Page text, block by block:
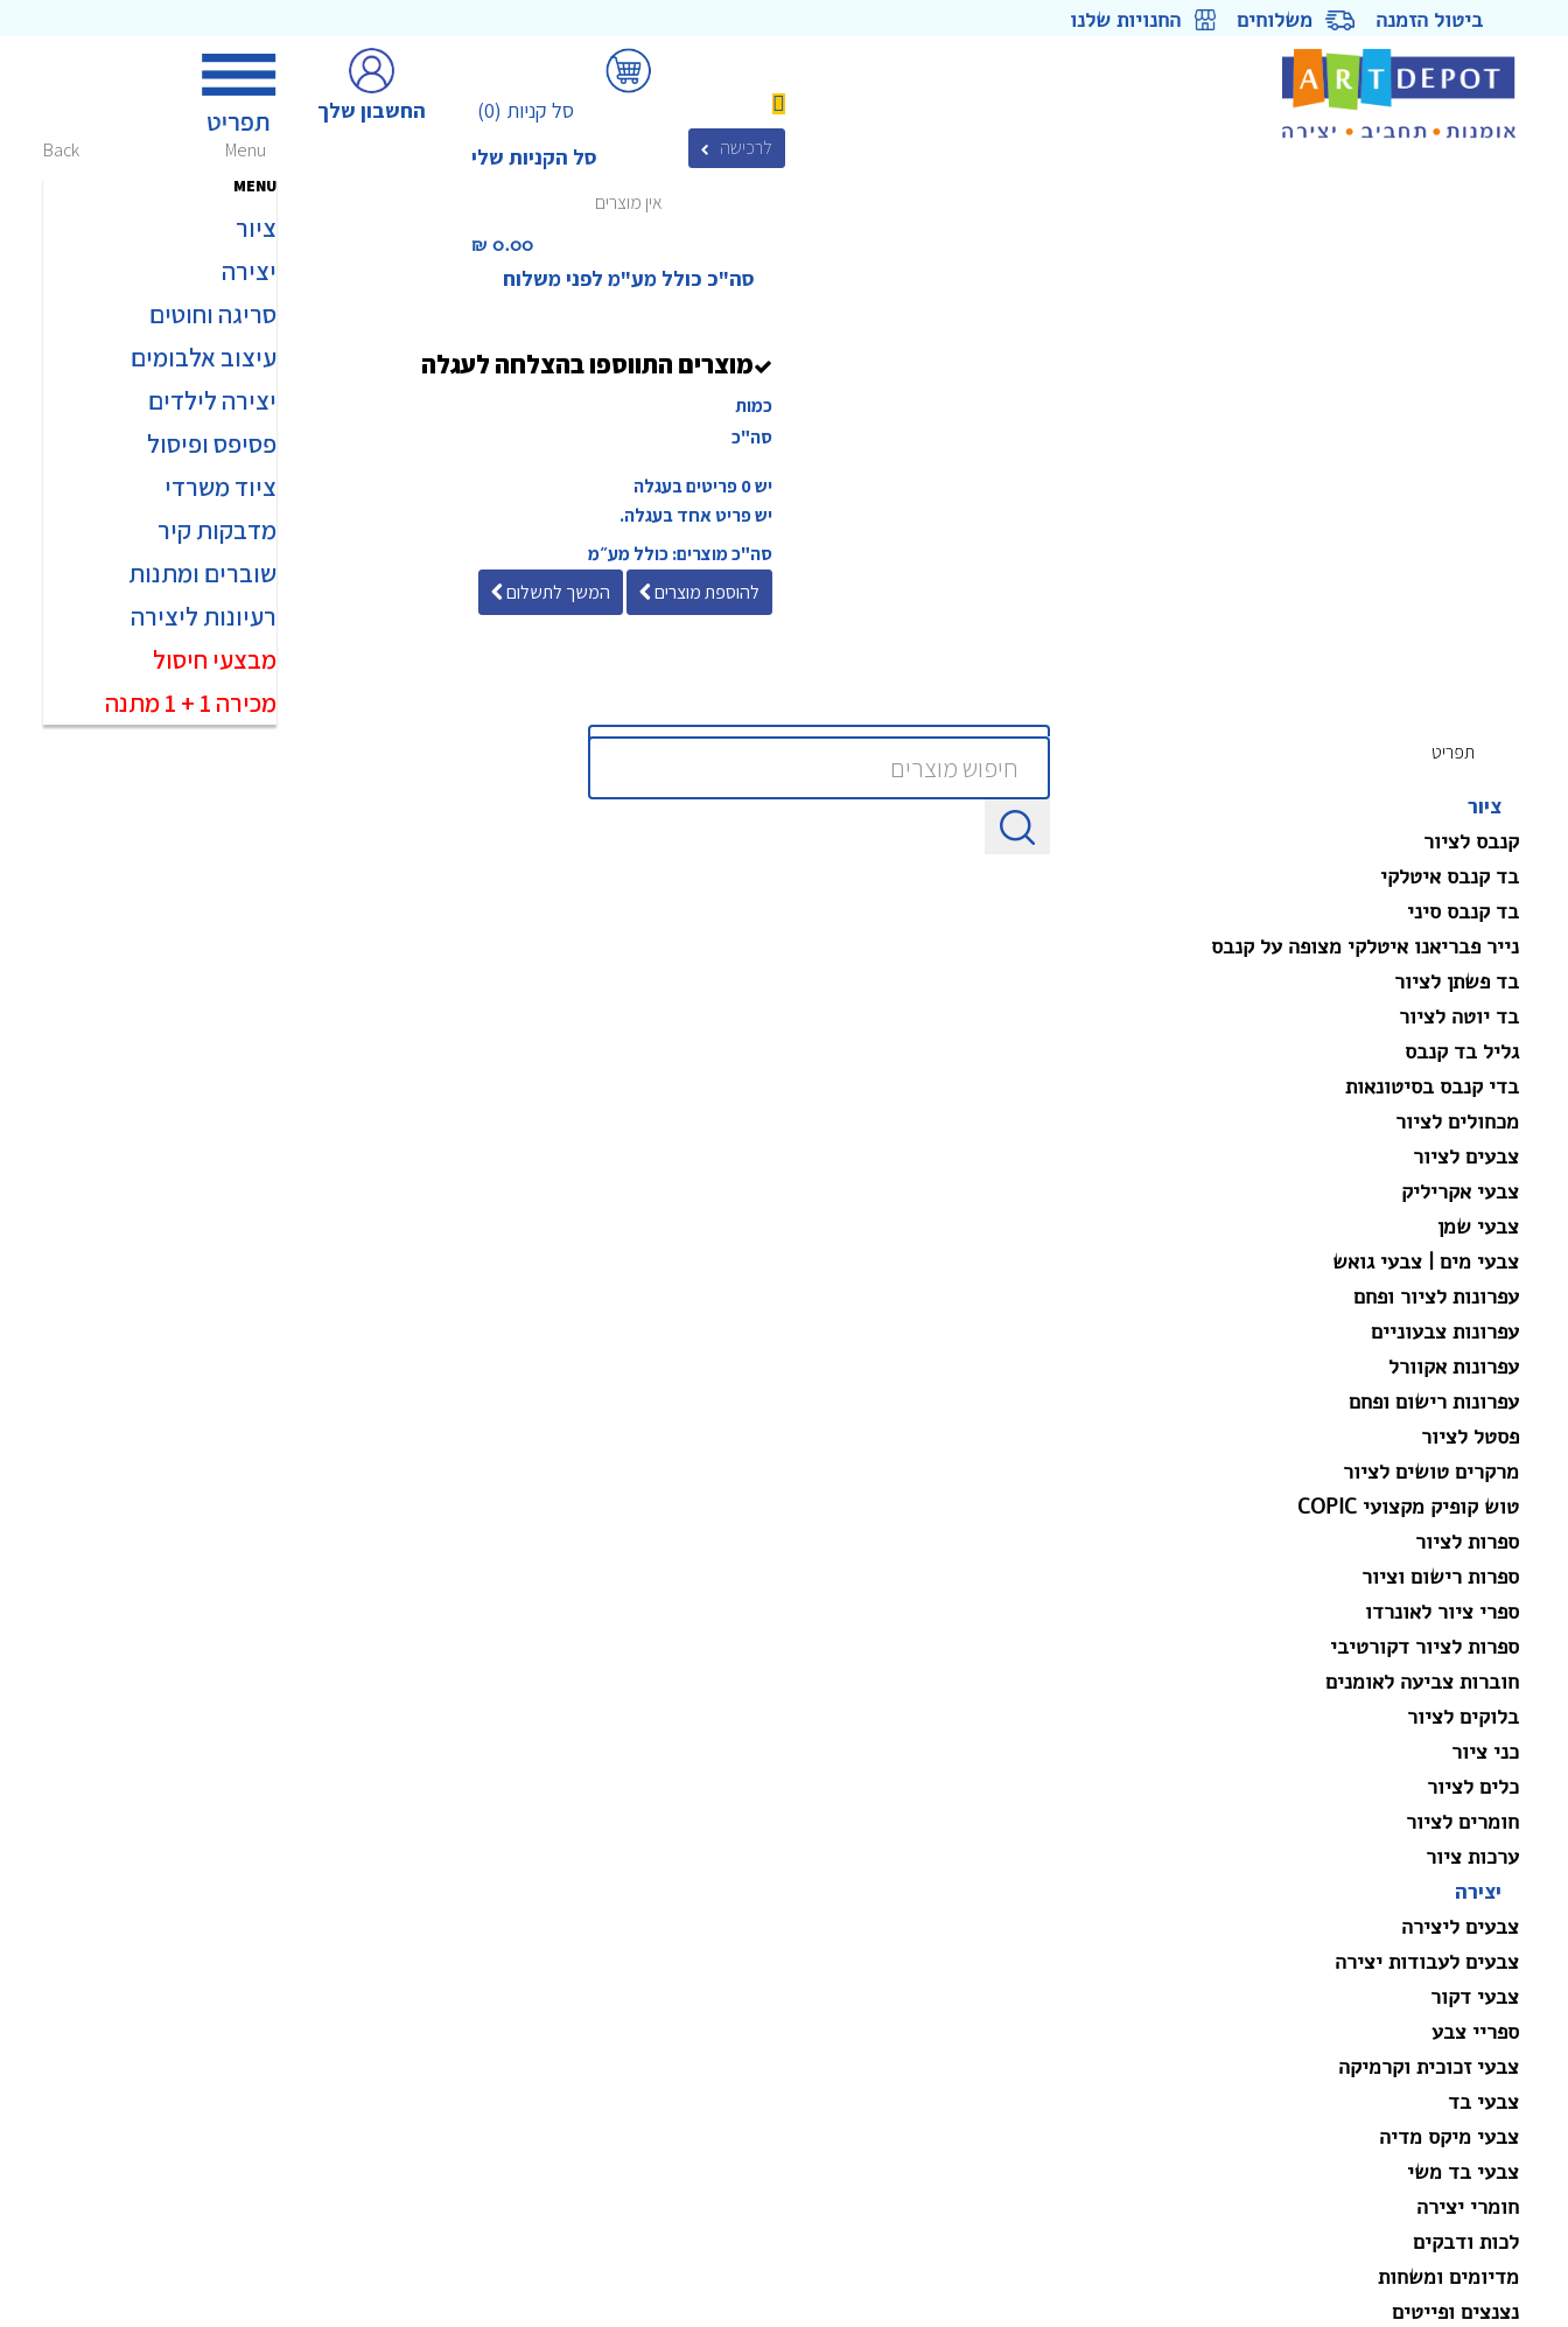
ביטול הזמנה משלוחים החנויות שלנו
Menu
Back
MENU
ציור
יצירה
סריגה וחוטים
עיצוב אלבומים
יצירה לילדים
פסיפס ופיסול
ציוד משרדי
מדבקות קיר
שוברים ומתנות
מבצעי חיסול
רעיונות ליצירה
מכירה 1 + 1 מתנה
החשבון שלך (0) סל קניות
סל הקניות שלי
לרכישה
אין מוצרים
0.00 ₪‎
סה"כ כולל מע"מ לפני משלוח
מוצרים התווספו בהצלחה לעגלה
כמות
סה"כ
יש0פריטים בעגלה
יש פריט אחד בעגלה.
סה"כ מוצרים: כולל מע״מ
להוספת מוצרים
המשך לתשלום
תפריט
ציור
קנבס לציור
בד קנבס איטלקי
בד קנבס סיני
נייר פבריאנו איטלקי מצופה על קנבס
בד פשתן לציור
בד יוטה לציור
גליל בד קנבס
בדי קנבס בסיטונאות
מכחולים לציור
צבעים לציור
צבעי אקריליק
צבעי שמן
צבעי מים | צבעי גואש
עפרונות לציור ופחם
עפרונות צבעוניים
עפרונות אקוורל
עפרונות רישום ופחם
פסטל לציור
מרקרים טושים לציור
טוש קופיק מקצועי COPIC
ספרות לציור
ספרות רישום וציור
ספרי ציור לאונרדו
ספרות לציור דקורטיבי
חוברות צביעה לאומנים
בלוקים לציור
כני ציור
כלים לציור
חומרים לציור
ערכות ציור
יצירה
צבעים ליצירה
צבעים לעבודות יצירה
צבעי דקור
ספריי צבע
צבעי זכוכית וקרמיקה
צבעי בד
צבעי מיקס מדיה
צבעי בד משי
חומרי יצירה
לכות ודבקים
מדיומים ומשחות
נצנצים ופייטים